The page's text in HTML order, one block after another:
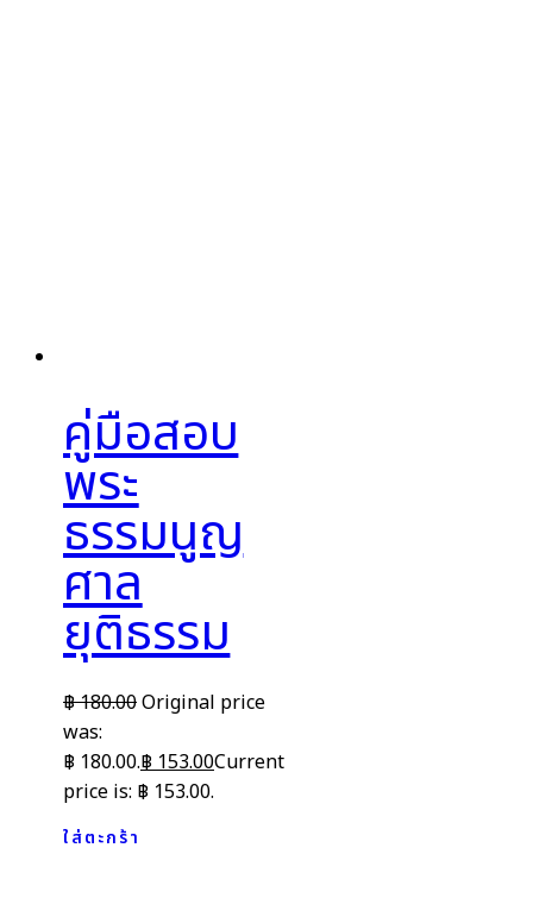
คู่มือสอบ
พระ
ธรรมนูญ
ศาล
ยุติธรรม
฿180.00Original price
was:
฿ 180.00.฿ 153.00Current
price is: ฿ 153.00.
ใส่ตะกร้า